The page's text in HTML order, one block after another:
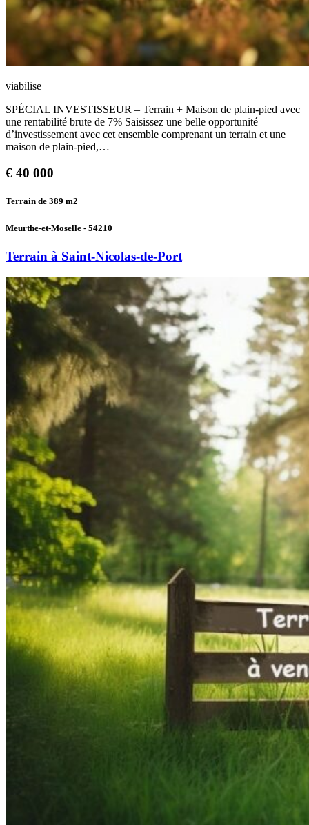
viabilise
SPÉCIAL INVESTISSEUR – Terrain + Maison de plain-pied avec
une rentabilité brute de 7% Saisissez une belle opportunité
d’investissement avec cet ensemble comprenant un terrain et une
maison de plain-pied,…
€ 40 000
Terrain de 389 m2
Meurthe-et-Moselle - 54210
Terrain à Saint-Nicolas-de-Port